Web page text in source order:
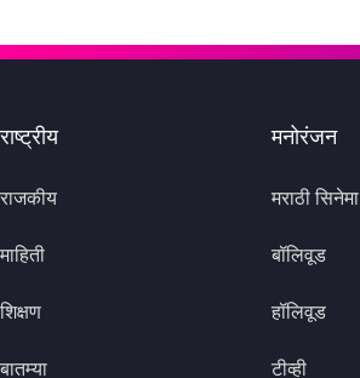
राष्ट्रीय
राजकीय
माहिती
शिक्षण
बातम्या
मनोरंजन
मराठी सिनेमा
बॉलिवूड
हॉलिवूड
टीव्ही